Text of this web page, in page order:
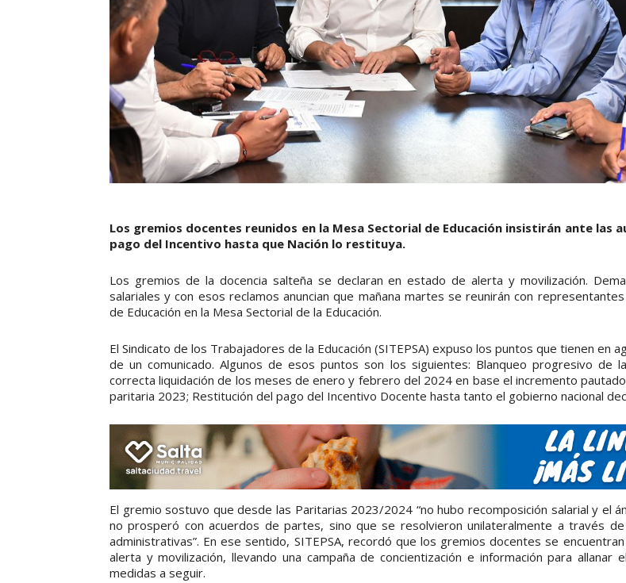
Los gremios docentes reunidos en la Mesa Sectorial de Educación insistirán ante las
pago del Incentivo hasta que Nación lo restituya.
Los gremios de la docencia salteña se declaran en estado de alerta y movilización.
salariales y con esos reclamos anuncian que mañana martes se reunirán con
de Educación en la Mesa Sectorial de la Educación.
El Sindicato de los Trabajadores de la Educación (SITEPSA) expuso los puntos que tienen en
de un comunicado. Algunos de esos puntos son los siguientes: Blanqueo progresivo de
correcta liquidación de los meses de enero y febrero del 2024 en base el incremento
paritaria 2023; Restitución del pago del Incentivo Docente hasta tanto el gobierno nacional
El gremio sostuvo que desde las Paritarias 2023/2024 “no hubo recomposición salarial y el
no prosperó con acuerdos de partes, sino que se resolvieron unilateralmente a través de
administrativas”. En ese sentido, SITEPSA, recordó que los gremios docentes se
alerta y movilización, llevando una campaña de concientización e información para allanar
medidas a seguir.